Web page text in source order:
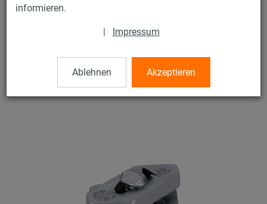
informieren.
| Impressum
Ablehnen Akzeptieren
MPC-Schnellbefestiger
mit Außengewinde, verzinkt